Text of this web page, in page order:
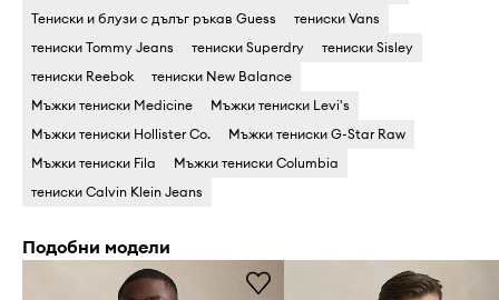
Тениски и блузи с дълъг ръкав Guess
тениски Vans
тениски Tommy Jeans
тениски Superdry
тениски Sisley
тениски Reebok
тениски New Balance
Мъжки тениски Medicine
Мъжки тениски Levi's
Мъжки тениски Hollister Co.
Мъжки тениски G-Star Raw
Мъжки тениски Fila
Мъжки тениски Columbia
тениски Calvin Klein Jeans
Подобни модели